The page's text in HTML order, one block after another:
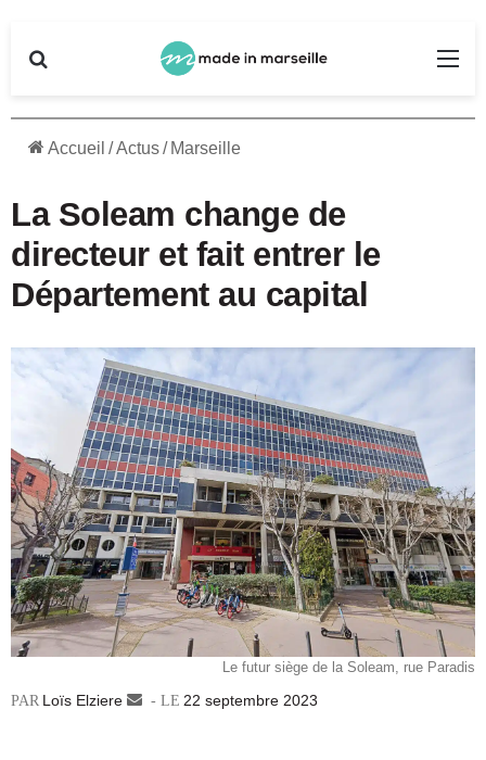
Accueil /Actus/ Marseille
La Soleam change de
directeur et fait entrer le
Département au capital
Le futur siège de la Soleam, rue Paradis
Loïs Elziere
Envoyer22 septembre 2023